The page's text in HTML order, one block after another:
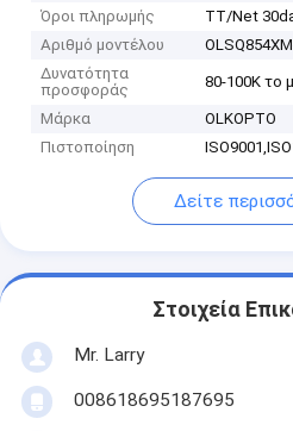
Όροι πληρωμής
TT/Net
Αριθμό μοντέλου
Δυνατότητα
προσφοράς
80-100K το
Μάρκα
OLKOPTO
Πιστοποίηση
Δείτε
Στοιχεία
Mr. Larry
008618695187695